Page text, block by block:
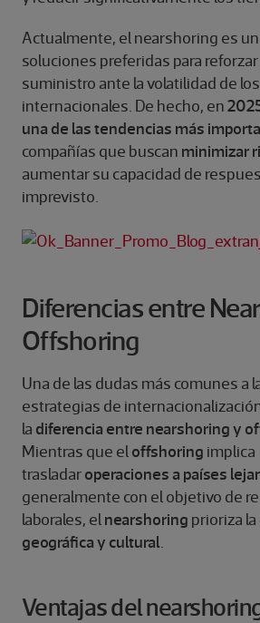
Actualmente, el nearshoring es
soluciones preferidas para
suministro ante la volatilidad de
internacionales. De hecho, en
una de las tendencias más
compañías que buscan minimizar
aumentar su capacidad de
imprevisto.
Diferencias entre
Offshoring
Una de las dudas más comunes a
estrategias de
la diferencia entre nearshoring y
Mientras que eloffshoring implica
trasladaroperaciones a países
generalmente con el objetivo de
laborales, elnearshoring prioriza la
geográfica y cultural.
Ventajas del